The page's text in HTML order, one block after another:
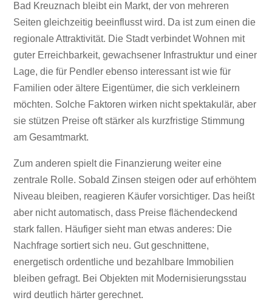
Bad Kreuznach bleibt ein Markt, der von mehreren
Seiten gleichzeitig beeinflusst wird. Da ist zum einen die
regionale Attraktivität. Die Stadt verbindet Wohnen mit
guter Erreichbarkeit, gewachsener Infrastruktur und einer
Lage, die für Pendler ebenso interessant ist wie für
Familien oder ältere Eigentümer, die sich verkleinern
möchten. Solche Faktoren wirken nicht spektakulär, aber
sie stützen Preise oft stärker als kurzfristige Stimmung
am Gesamtmarkt.
Zum anderen spielt die Finanzierung weiter eine
zentrale Rolle. Sobald Zinsen steigen oder auf erhöhtem
Niveau bleiben, reagieren Käufer vorsichtiger. Das heißt
aber nicht automatisch, dass Preise flächendeckend
stark fallen. Häufiger sieht man etwas anderes: Die
Nachfrage sortiert sich neu. Gut geschnittene,
energetisch ordentliche und bezahlbare Immobilien
bleiben gefragt. Bei Objekten mit Modernisierungsstau
wird deutlich härter gerechnet.